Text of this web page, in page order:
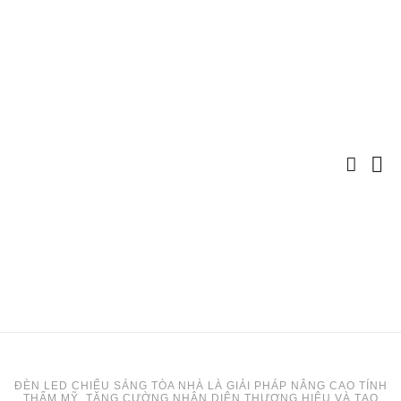
ĐÈN LED CHIẾU SÁNG TÒA NHÀ LÀ GIẢI PHÁP NÂNG CAO TÍNH
THẨM MỸ, TĂNG CƯỜNG NHẬN DIỆN THƯƠNG HIỆU VÀ TẠO